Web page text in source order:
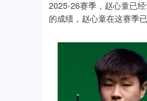
2025-26赛季，赵心童已
的成绩，赵心童在这赛季